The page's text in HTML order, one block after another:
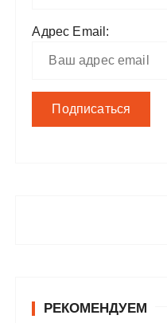
Адрес Email:
РЕКОМЕНДУЕМ